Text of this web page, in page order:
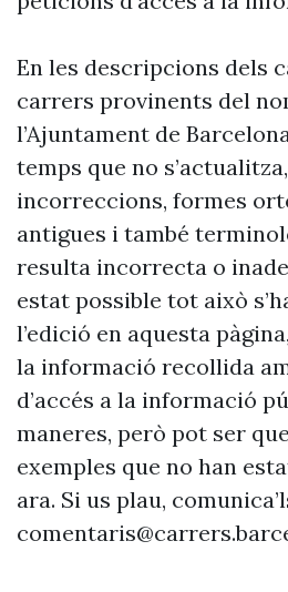
En les descripcions dels
carrers provinents del
l’Ajuntament de
temps que no
incorreccions, formes
antigues i també
resulta incorrecta o
estat possible tot això
l’edició en aquesta
la informació recollida
d’accés a la informació
maneres, però pot ser
exemples que no han
ara. Si us plau,